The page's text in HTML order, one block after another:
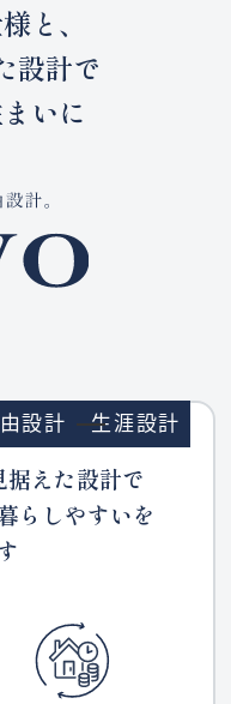
と、
設計で
いに
えた設計で
らしやすいを
設計 生涯設計